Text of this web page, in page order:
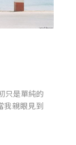
只是單純的
我親眼見到